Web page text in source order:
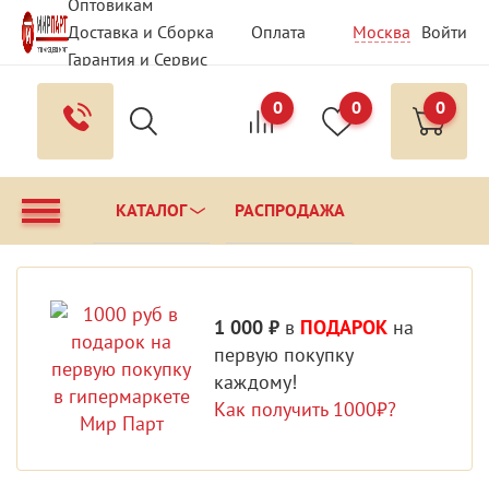
Оптовикам
Доставка и Сборка
Оплата
Гарантия и Сервис
Вопрос - Ответ
Контакты
Москва Войти
0 0 0
КАТАЛОГ РАСПРОДАЖА
1 000 ₽ в ПОДАРОК на
первую покупку
каждому!
Как получить 1000₽?